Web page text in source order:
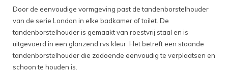
Door de eenvoudige vormgeving past de tandenborstelhouder
van de serie London in elke badkamer of toilet. De
tandenborstelhouder is gemaakt van roestvrij staal en is
uitgevoerd in een glanzend rvs kleur. Het betreft een staande
tandenborstelhouder die zodoende eenvoudig te verplaatsen en
schoon te houden is.